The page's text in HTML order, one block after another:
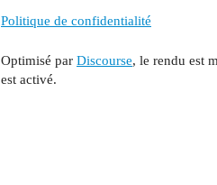
Politique de confidentialité
Optimisé par Discourse, le rendu est
est activé.